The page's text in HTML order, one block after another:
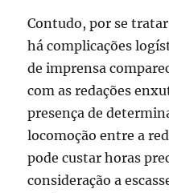
Contudo, por se
há complicações
de imprensa
com as redações
presença de
locomoção entre a
pode custar horas
consideração a